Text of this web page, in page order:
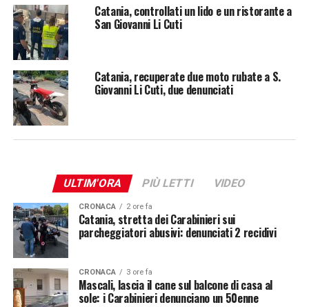
Catania, controllati un lido e un ristorante a
San Giovanni Li Cuti
Catania, recuperate due moto rubate a S.
Giovanni Li Cuti, due denunciati
ULTIM'ORA PIÙ LETTI VIDEO
CRONACA 2 ore fa
Catania, stretta dei Carabinieri sui
parcheggiatori abusivi: denunciati 2 recidivi
CRONACA 3 ore fa
Mascali, lascia il cane sul balcone di casa al
sole: i Carabinieri denunciano un 50enne